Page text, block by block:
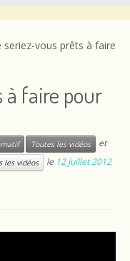
seriez-vous prêts à faire
à faire pour
Toutes les vidéos
et
les vidéos le 12 juillet 2012